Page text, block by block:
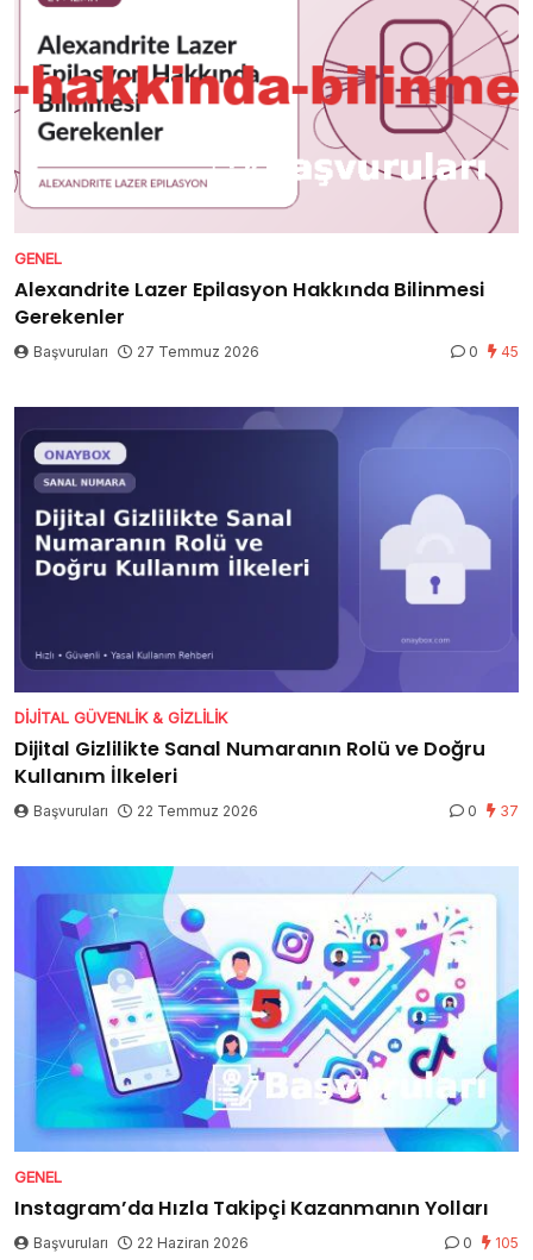
GENEL
Alexandrite Lazer Epilasyon Hakkında Bilinmesi
Gerekenler
Başvuruları 27 Temmuz 2026 0 45
DIJITAL GÜVENLIK & GIZLILIK
Dijital Gizlilikte Sanal Numaranın Rolü ve Doğru
Kullanım İlkeleri
Başvuruları 22 Temmuz 2026 0 37
GENEL
Instagram’da Hızla Takipçi Kazanmanın Yolları
Başvuruları 22 Haziran 2026 0 105